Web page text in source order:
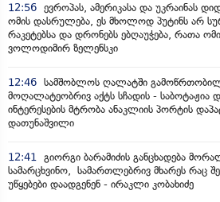
12:56 ევროპას, ამერიკასა და უკრაინას
ომის დასრულება, ეს მხოლოდ პუტინს არ
რაკეტებსა და დრონებს ებღაუჭება, რათა
ვოლოდიმირ ზელენსკი
12:46 სამშობლოს ღალატში
მოღალატეობრივ აქტს სჩადის - საბოტაჟია
ინტერესების მტრობა ანაკლიის პორტის
დათუნაშვილი
12:41
გიორგი ბარამიძის განცხადება
სამარცხვინო, სამართლებრივ მხარეს რაც
უწყებები დაადგენენ - ირაკლი კობახიძე